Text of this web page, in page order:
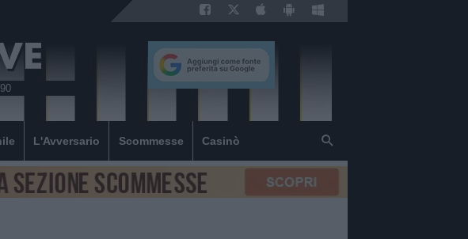
L'Avversario Scommesse Casinò